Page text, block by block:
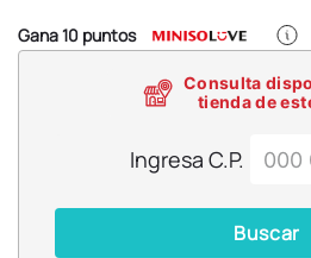
Gana10 puntos
Consulta
tienda de
Ingresa C.P.
Buscar
8.
bts